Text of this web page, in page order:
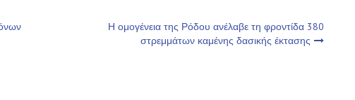
Η ομογένεια της Ρόδου ανέλαβε τη φροντίδα 380
στρεμμάτων καμένης δασικής έκτασης